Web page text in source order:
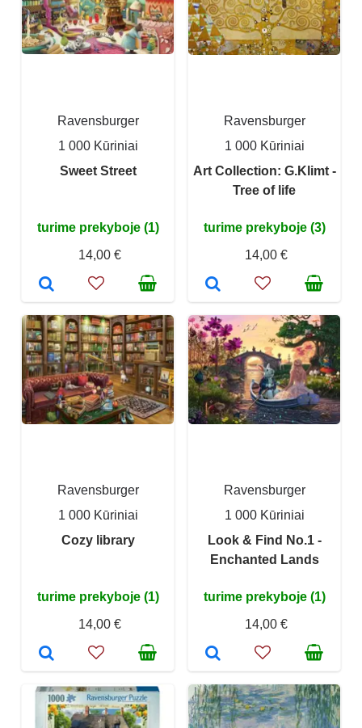
Ravensburger
1 000 Kūriniai
Sweet Street
turime prekyboje (1)
14,00 €
Ravensburger
1 000 Kūriniai
Art Collection: G.Klimt -
Tree of life
turime prekyboje (3)
14,00 €
Ravensburger
1 000 Kūriniai
Cozy library
turime prekyboje (1)
14,00 €
Ravensburger
1 000 Kūriniai
Look & Find No.1 -
Enchanted Lands
turime prekyboje (1)
14,00 €